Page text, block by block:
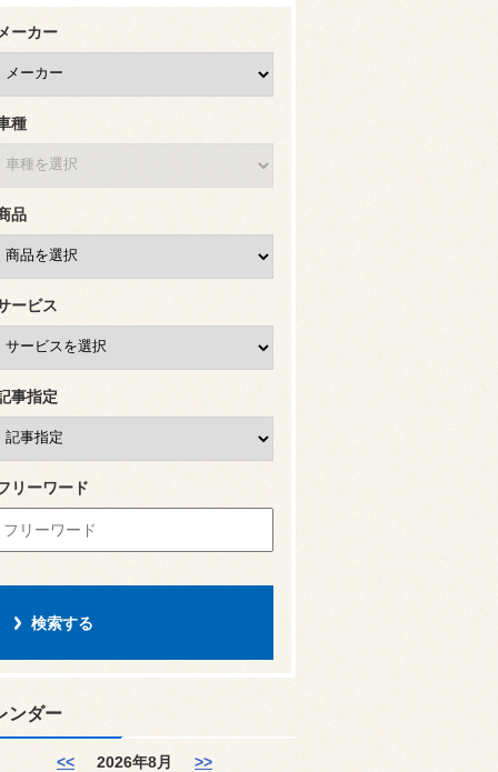
ーカー
種
品
ービス
事指定
リーワード
ンダー
<< 2026年8月 >>